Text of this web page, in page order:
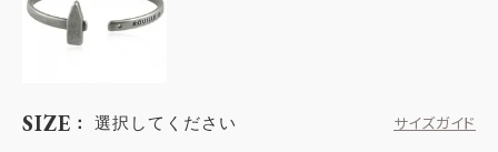
SIZE 選択してください
サイズガイド